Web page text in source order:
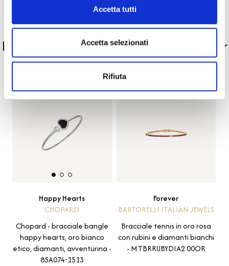
Accetta tutti
Accetta selezionati
Rifiuta
PRODOTTI SIMILI
La nostra selezione di prodotti scelti per
te
Happy Hearts
CHOPARD
Chopard - bracciale bangle
happy hearts, oro bianco
etico, diamanti, avventurina -
85A074-1513
Forever
BARTORELLI ITALIAN JEWELS
Bracciale tennis in oro rosa
con rubini e diamanti bianchi
- M.TBRRUBYDIA2.00OR